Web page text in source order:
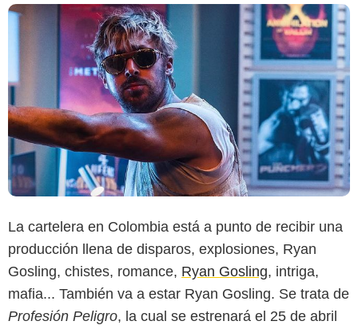
La cartelera en Colombia está a punto de recibir una
producción llena de disparos, explosiones, Ryan
Gosling, chistes, romance, Ryan Gosling, intriga,
mafia... También va a estar Ryan Gosling. Se trata de
Profesión Peligro, la cual se estrenará el 25 de abril